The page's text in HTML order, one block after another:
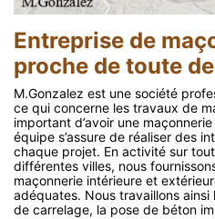
Entreprise de
proche de toute
M.Gonzalez est une société
ce qui concerne les travaux de
important d’avoir une
équipe s’assure de réaliser des
chaque projet. En activité sur
différentes villes, nous
maçonnerie intérieure et
adéquates. Nous travaillons
de carrelage, la pose de béton